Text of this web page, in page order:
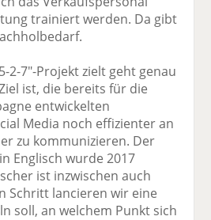
trainiert werden. Da gibt
2-7"-Projekt zielt geht genau
ist, die bereits für die
entwickelten
Media noch effizienter an
zu kommunizieren. Der
Englisch wurde 2017
ist inzwischen auch
Schritt lancieren wir eine
soll, an welchem Punkt sich